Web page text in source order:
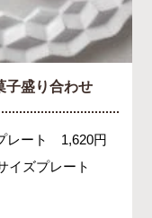
子盛り合わせ
レート 1,620円
イズプレート